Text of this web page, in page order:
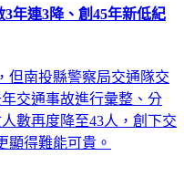
年連3降、創45年新低紀
南投縣警察局交通隊交
交通事故進行彙整、分
數再度降至43人，創下交
顯得難能可貴。